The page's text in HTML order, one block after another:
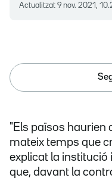
Actualitzat 9 nov. 2021,
"Els països haurien
mateix temps que
explicat la institució
que, davant la